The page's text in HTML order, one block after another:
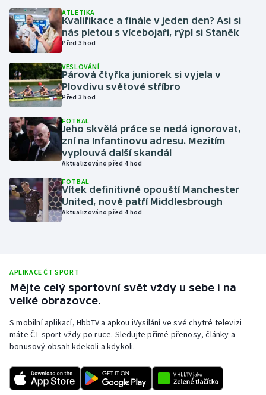
Krasobruslení
Lyže a snowboard
Moderní pětiboj
Motorsport
Parasport
Ragby
Rychlobruslení
Rychlostní kanoistika
Short track
ATLETIKA
Kvalifikace a finále v jeden den? Asi si
nás pletou s vícebojaři, rýpl si Staněk
Před 3 hod
VESLOVÁNÍ
Párová čtyřka juniorek si vyjela v
Plovdivu světové stříbro
Před 3 hod
FOTBAL
Jeho skvělá práce se nedá ignorovat,
zní na Infantinovu adresu. Mezitím
vyplouvá další skandál
Aktualizováno před 4 hod
FOTBAL
Vítek definitivně opouští Manchester
United, nově patří Middlesbrough
Aktualizováno před 4 hod
APLIKACE ČT SPORT
Mějte celý sportovní svět vždy u sebe i na
velké obrazovce.
S mobilní aplikací, HbbTV a apkou iVysílání ve své chytré televizi
máte ČT sport vždy po ruce. Sledujte přímé přenosy, články a
bonusový obsah kdekoli a kdykoli.